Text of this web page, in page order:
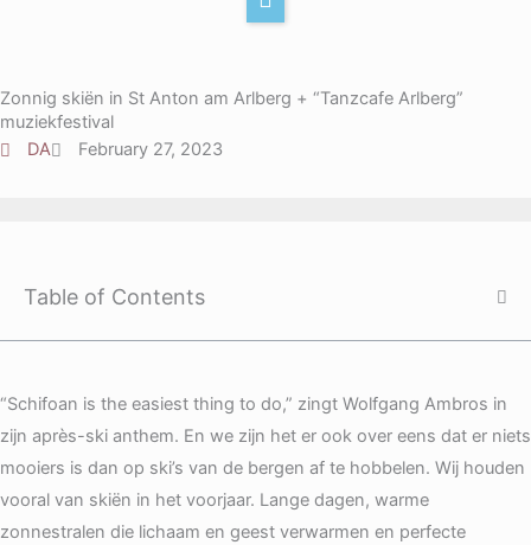
m
i
n
o
k
u
t
u
Zonnig skiën in St Anton am Arlberg + “Tanzcafe Arlberg”
muziekfestival
DA
February 27, 2023
Table of Contents
“Schifoan is the easiest thing to do,” zingt Wolfgang Ambros in
zijn après-ski anthem. En we zijn het er ook over eens dat er niets
mooiers is dan op ski’s van de bergen af te hobbelen. Wij houden
vooral van skiën in het voorjaar. Lange dagen, warme
zonnestralen die lichaam en geest verwarmen en perfecte